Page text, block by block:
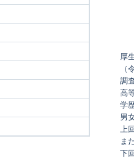
厚
（
調
高
学
男
上
ま
下